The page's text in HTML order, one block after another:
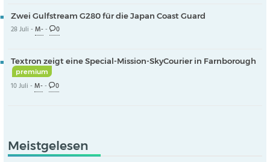
Zwei Gulfstream G280 für die Japan Coast Guard
28 Juli -M-- 0
Textron zeigt eine Special-Mission-SkyCourier in Farnborough
premium
10 Juli -M-- 0
Meistgelesen